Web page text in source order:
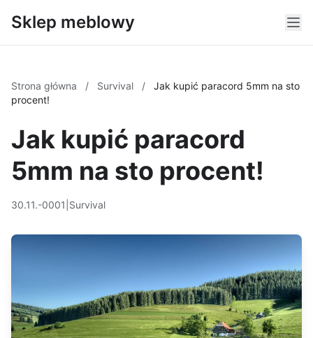
Sklep meblowy
Strona główna / Survival /
Jak kupić paracord 5mm na sto
procent!
Jak kupić paracord
5mm na sto procent!
30.11.-0001 Survival